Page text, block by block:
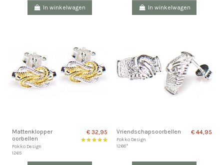
In winkelwagen In winkelwagen
Mattenklopper
oorbellen
Fokko Design
1265
€ 32,95 Vriendschapsoorbellen
Fokko Design
1268*
€ 44,95